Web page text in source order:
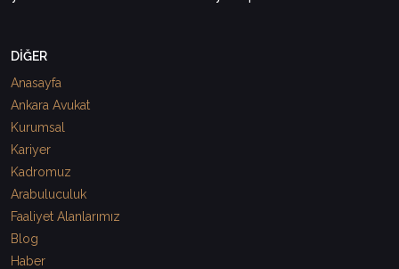
DİĞER
Anasayfa
Ankara Avukat
Kurumsal
Kariyer
Kadromuz
Arabuluculuk
Faaliyet Alanlarımız
Blog
Haber